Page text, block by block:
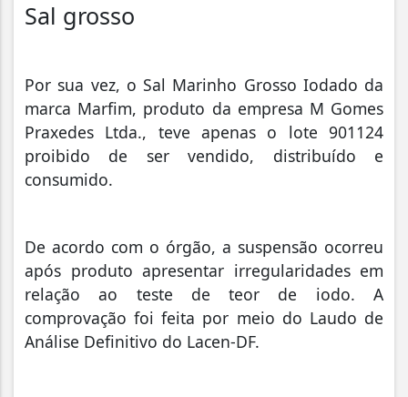
Sal grosso
Por sua vez, o Sal Marinho Grosso Iodado da
marca Marfim, produto da empresa M Gomes
Praxedes Ltda., teve apenas o lote 901124
proibido de ser vendido, distribuído e
consumido.
De acordo com o órgão, a suspensão ocorreu
após produto apresentar irregularidades em
relação ao teste de teor de iodo. A
comprovação foi feita por meio do Laudo de
Análise Definitivo do Lacen-DF.